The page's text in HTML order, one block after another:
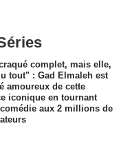
complet, mais elle,
tout" : Gad Elmaleh est
amoureux de cette
iconique en tournant
aux 2 millions de